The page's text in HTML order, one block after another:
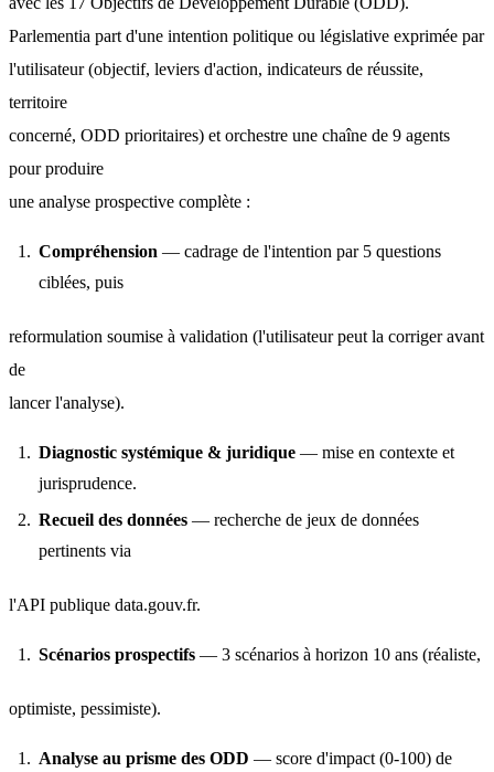
Parlementia part d'une intention politique ou législative exprimée par
l'utilisateur (objectif, leviers d'action, indicateurs de réussite,
territoire
concerné, ODD prioritaires) et orchestre une chaîne de 9 agents
pour produire
une analyse prospective complète :
Compréhension — cadrage de l'intention par 5 questions
ciblées, puis
reformulation soumise à validation (l'utilisateur peut la corriger avant
de
lancer l'analyse).
Diagnostic systémique & juridique — mise en contexte et
jurisprudence.
Recueil des données — recherche de jeux de données
pertinents via
l'API publique data.gouv.fr.
Scénarios prospectifs — 3 scénarios à horizon 10 ans (réaliste,
optimiste, pessimiste).
Analyse au prisme des ODD — score d'impact (0-100) de